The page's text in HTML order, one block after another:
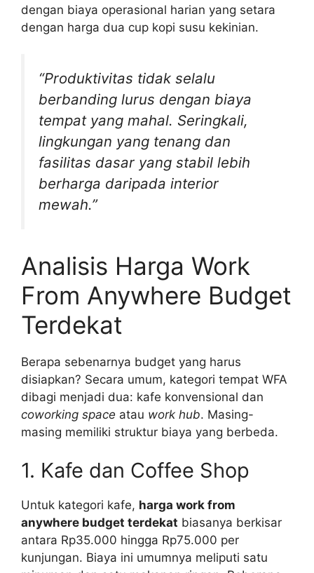
dengan biaya operasional harian yang setara
dengan harga dua cup kopi susu kekinian.
“Produktivitas tidak selalu
berbanding lurus dengan biaya
tempat yang mahal. Seringkali,
lingkungan yang tenang dan
fasilitas dasar yang stabil lebih
berharga daripada interior
mewah.”
Analisis Harga Work
From Anywhere Budget
Terdekat
Berapa sebenarnya budget yang harus
disiapkan? Secara umum, kategori tempat WFA
dibagi menjadi dua: kafe konvensional dan
coworking space atau work hub. Masing-
masing memiliki struktur biaya yang berbeda.
1. Kafe dan Coffee Shop
Untuk kategori kafe, harga work from
anywhere budget terdekat biasanya berkisar
antara Rp35.000 hingga Rp75.000 per
kunjungan. Biaya ini umumnya meliputi satu